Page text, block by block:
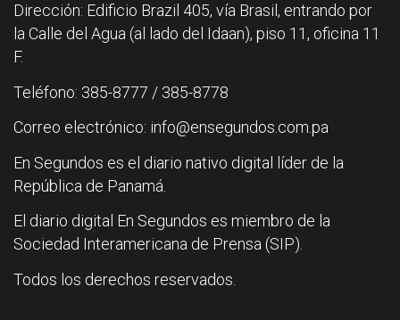
Dirección: Edificio Brazil 405, vía Brasil, entrando por
la Calle del Agua (al lado del Idaan), piso 11, oficina 11
F.
Teléfono: 385-8777 / 385-8778
Correo electrónico: info@ensegundos.com.pa
En Segundos es el diario nativo digital líder de la
República de Panamá.
El diario digital En Segundos es miembro de la
Sociedad Interamericana de Prensa (SIP).
Todos los derechos reservados.